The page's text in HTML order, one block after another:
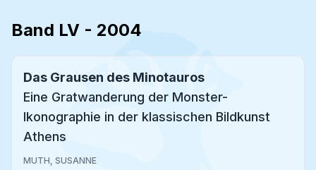
Band LV - 2004
Das Grausen des Minotauros
Eine Gratwanderung der Monster-
Ikonographie in der klassischen Bildkunst
Athens
MUTH, SUSANNE